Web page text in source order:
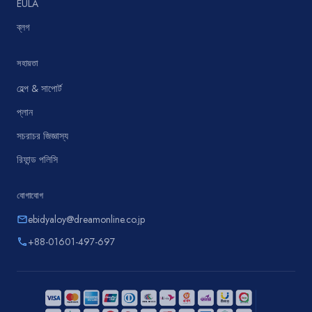
EULA
ব্লগ
সহায়তা
হেল্প & সাপোর্ট
প্লান
সচরাচর জিজ্ঞাস্য
রিফান্ড পলিসি
যোগাযোগ
emailebidyaloy@dreamonline.co.jp
phone+88-01601-497-697